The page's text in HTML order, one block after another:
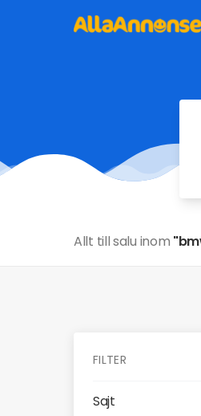
Allt till salu inom
FILTER
Sajt